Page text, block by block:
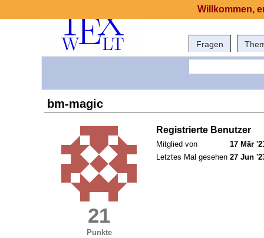
Fragen
bm-magic
21
Punkte
Registrierte Benutzer
Mitglied von
17 Mär
Letztes Mal gesehen 27 Jun
Willkommen,